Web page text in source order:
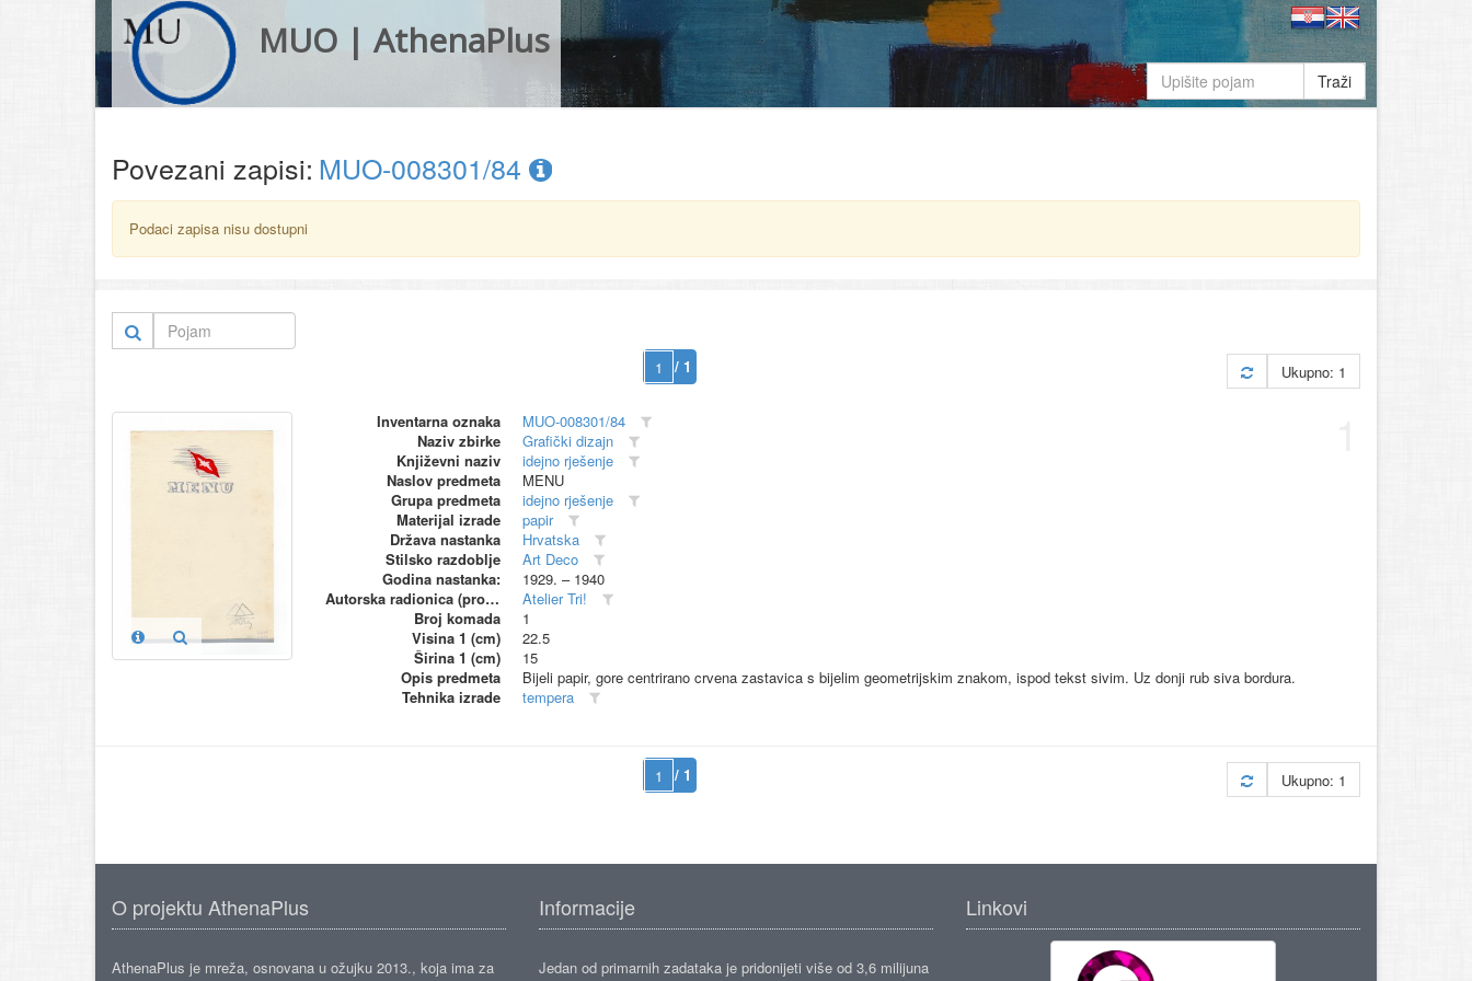
MUO | AthenaPlus
Traži
Povezani zapisi: MUO-008301/84
Podaci zapisa nisu dostupni
/ 1 Ukupno: 1
Inventarna oznaka
MUO-008301/84
Naziv zbirke
Grafički dizajn
Književni naziv
idejno rješenje
Naslov predmeta
MENU
Grupa predmeta
idejno rješenje
Materijal izrade
papir
Država nastanka
Hrvatska
Stilsko razdoblje
Art Deco
Godina nastanka:
1929. – 1940
Autorska radionica (proizvođač)
Atelier Tri!
Broj komada
1
Visina 1 (cm)
22.5
Širina 1 (cm)
15
Opis predmeta
Bijeli papir, gore centrirano crvena zastavica s bijelim geometrijskim znakom, ispod tekst sivim. Uz donji rub siva bordura.
Tehnika izrade
tempera
/ 1 Ukupno: 1
O projektu AthenaPlus
AthenaPlus je mreža, osnovana u ožujku 2013., koja ima za
Informacije
Jedan od primarnih zadataka je pridonijeti više od 3,6 milijuna
Linkovi